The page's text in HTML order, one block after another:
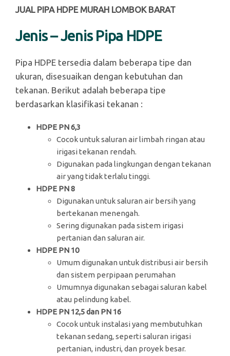
JUAL PIPA HDPE MURAH LOMBOK BARAT
Jenis – Jenis Pipa HDPE
Pipa HDPE tersedia dalam beberapa tipe dan
ukuran, disesuaikan dengan kebutuhan dan
tekanan. Berikut adalah beberapa tipe
berdasarkan klasifikasi tekanan :
HDPE PN 6,3
Cocok untuk saluran air limbah ringan atau
irigasi tekanan rendah.
Digunakan pada lingkungan dengan tekanan
air yang tidak terlalu tinggi.
HDPE PN 8
Digunakan untuk saluran air bersih yang
bertekanan menengah.
Sering digunakan pada sistem irigasi
pertanian dan saluran air.
HDPE PN 10
Umum digunakan untuk distribusi air bersih
dan sistem perpipaan perumahan
Umumnya digunakan sebagai saluran kabel
atau pelindung kabel.
HDPE PN 12,5 dan PN 16
Cocok untuk instalasi yang membutuhkan
tekanan sedang, seperti saluran irigasi
pertanian, industri, dan proyek besar.